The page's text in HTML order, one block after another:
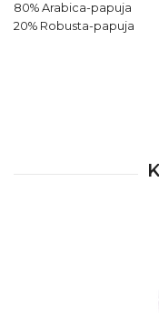
80% Arabica-papuja
20% Robusta-papuja